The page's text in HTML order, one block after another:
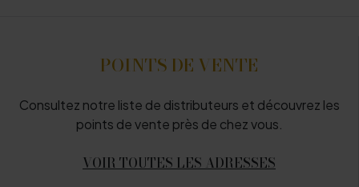
POINTS DE VENTE
Consultez notre liste de distributeurs et découvrez les
points de vente près de chez vous.
VOIR TOUTES LES ADRESSES